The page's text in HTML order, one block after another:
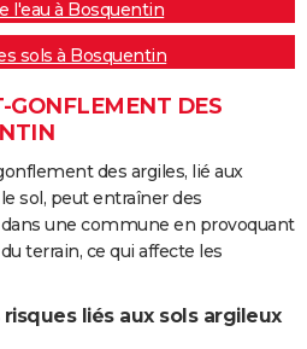
l'eau à Bosquentin
sols à Bosquentin
GONFLEMENT DES
des argiles, lié aux
sol, peut entraîner des
une commune en provoquant
terrain, ce qui affecte les
liés aux sols argileux